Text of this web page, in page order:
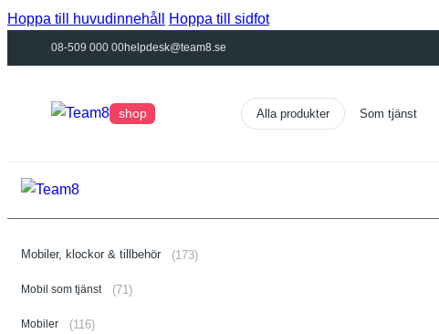
Hoppa till huvudinnehåll Hoppa till sidfot
08-509 000 00helpdesk@team8.se
shop Som tjänst
Mobiler, klockor & tillbehör (173)
Mobil som tjänst (71)
Mobiler (116)